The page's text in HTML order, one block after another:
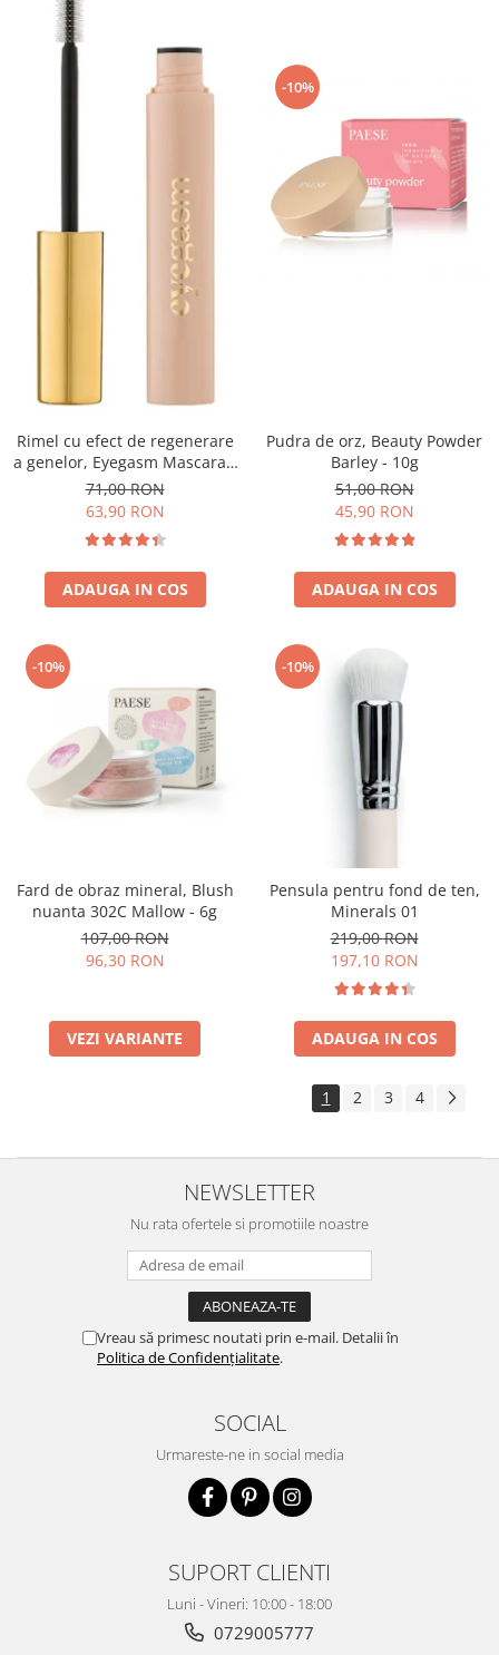
Rimel cu efect de regenerare
a genelor, Eyegasm Mascara -
8ml
71,00 RON
63,90 RON
ADAUGA IN COS
-10%
Pudra de orz, Beauty Powder
Barley - 10g
51,00 RON
45,90 RON
ADAUGA IN COS
-10%
Fard de obraz mineral, Blush
nuanta 302C Mallow - 6g
107,00 RON
96,30 RON
VEZI VARIANTE
-10%
Pensula pentru fond de ten,
Minerals 01
219,00 RON
197,10 RON
ADAUGA IN COS
1 2 3 4
NEWSLETTER
Nu rata ofertele si promotiile noastre
Vreau să primesc noutati prin e-mail. Detalii în
Politica de Confidențialitate.
SOCIAL
Urmareste-ne in social media
SUPORT CLIENTI
Luni - Vineri: 10:00 - 18:00
0729005777